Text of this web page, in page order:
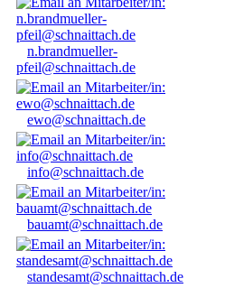
n.brandmueller-
pfeil@schnaittach.de
ewo@schnaittach.de
info@schnaittach.de
bauamt@schnaittach.de
standesamt@schnaittach.de